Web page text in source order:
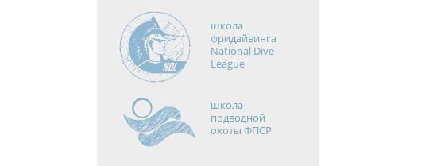
школа
фридайвинга
National Dive
League
школа
подводной
охоты ФПСР